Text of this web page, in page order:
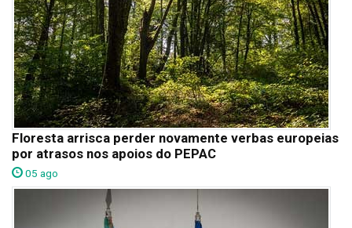
Floresta arrisca perder novamente verbas europeias
por atrasos nos apoios do PEPAC
05 ago